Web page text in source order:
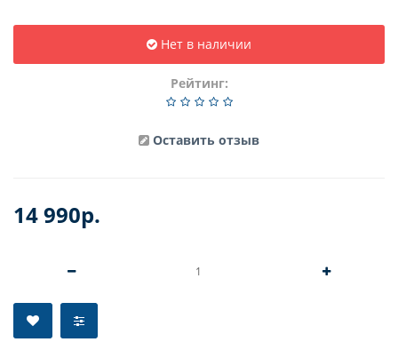
Нет в наличии
Рейтинг:
Оставить отзыв
14 990р.